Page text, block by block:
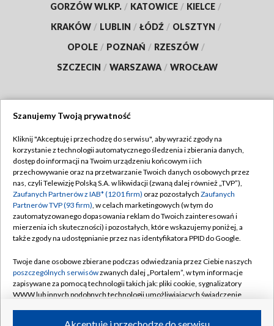
GORZÓW WLKP. / KATOWICE / KIELCE /
KRAKÓW / LUBLIN / ŁÓDŹ / OLSZTYN /
OPOLE / POZNAŃ / RZESZÓW /
SZCZECIN / WARSZAWA / WROCŁAW
TVP
Abonament TVP
Emisja w TVP
Centrum informacji TVP
Naziemna Telewizja Cyfrowa
Rada Programowa
System NOS
Informacje o nadawcy
Regulamin TVP
Polityka prywatności
Moje zgody
Pomoc
Kontakt
Kanały
Szanujemy Twoją prywatność
Kliknij "Akceptuję i przechodzę do serwisu", aby wyrazić zgody na
korzystanie z technologii automatycznego śledzenia i zbierania danych,
dostęp do informacji na Twoim urządzeniu końcowym i ich
przechowywanie oraz na przetwarzanie Twoich danych osobowych przez
nas, czyli Telewizję Polską S.A. w likwidacji (zwaną dalej również „TVP”),
Zaufanych Partnerów z IAB* (1201 firm) oraz pozostałych Zaufanych
Partnerów TVP (93 firm), w celach marketingowych (w tym do
zautomatyzowanego dopasowania reklam do Twoich zainteresowań i
mierzenia ich skuteczności) i pozostałych, które wskazujemy poniżej, a
także zgody na udostępnianie przez nas identyfikatora PPID do Google.
Twoje dane osobowe zbierane podczas odwiedzania przez Ciebie naszych
poszczególnych serwisówzwanych dalej „Portalem”, w tym informacje
zapisywane za pomocą technologii takich jak: pliki cookie, sygnalizatory
WWW lub innych podobnych technologii umożliwiających świadczenie